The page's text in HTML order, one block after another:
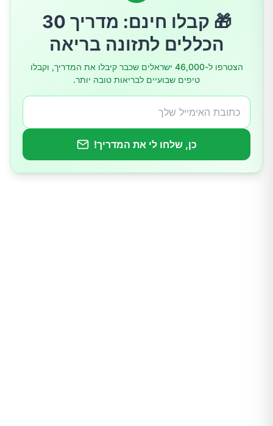
🎁 קבלו חינם: מדריך 30
הכללים לתזונה בריאה
הצטרפו ל-46,000 ישראלים שכבר קיבלו את המדריך, וקבלו
טיפים שבועיים לבריאות טובה יותר.
כן, שלחו לי את המדריך!